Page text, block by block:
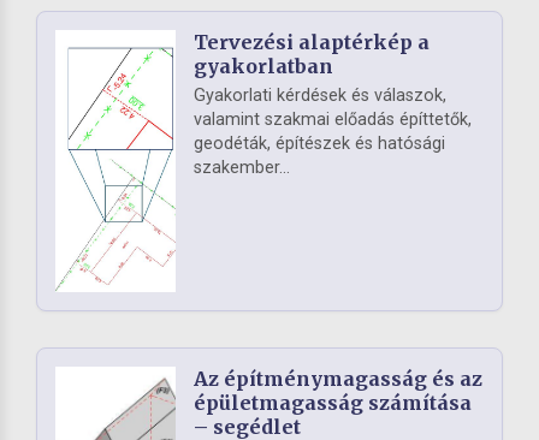
Tervezési alaptérkép a
gyakorlatban
Gyakorlati kérdések és válaszok,
valamint szakmai előadás építtetők,
geodéták, építészek és hatósági
szakember...
Az építménymagasság és az
épületmagasság számítása
– segédlet